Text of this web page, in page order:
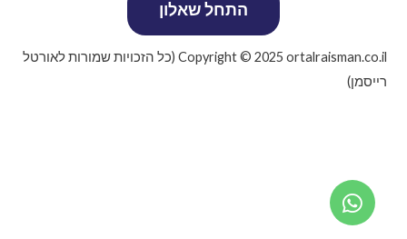
Copyright © 2025 ortalraisman.co.il (כל הזכויות שמורות לאורטל
רייסמן)